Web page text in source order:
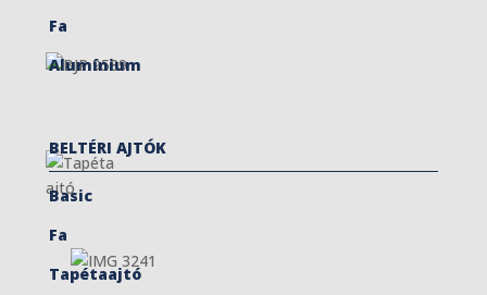
Fa
Alumínium
BELTÉRI AJTÓK
Basic
Fa
Tapétaajtó